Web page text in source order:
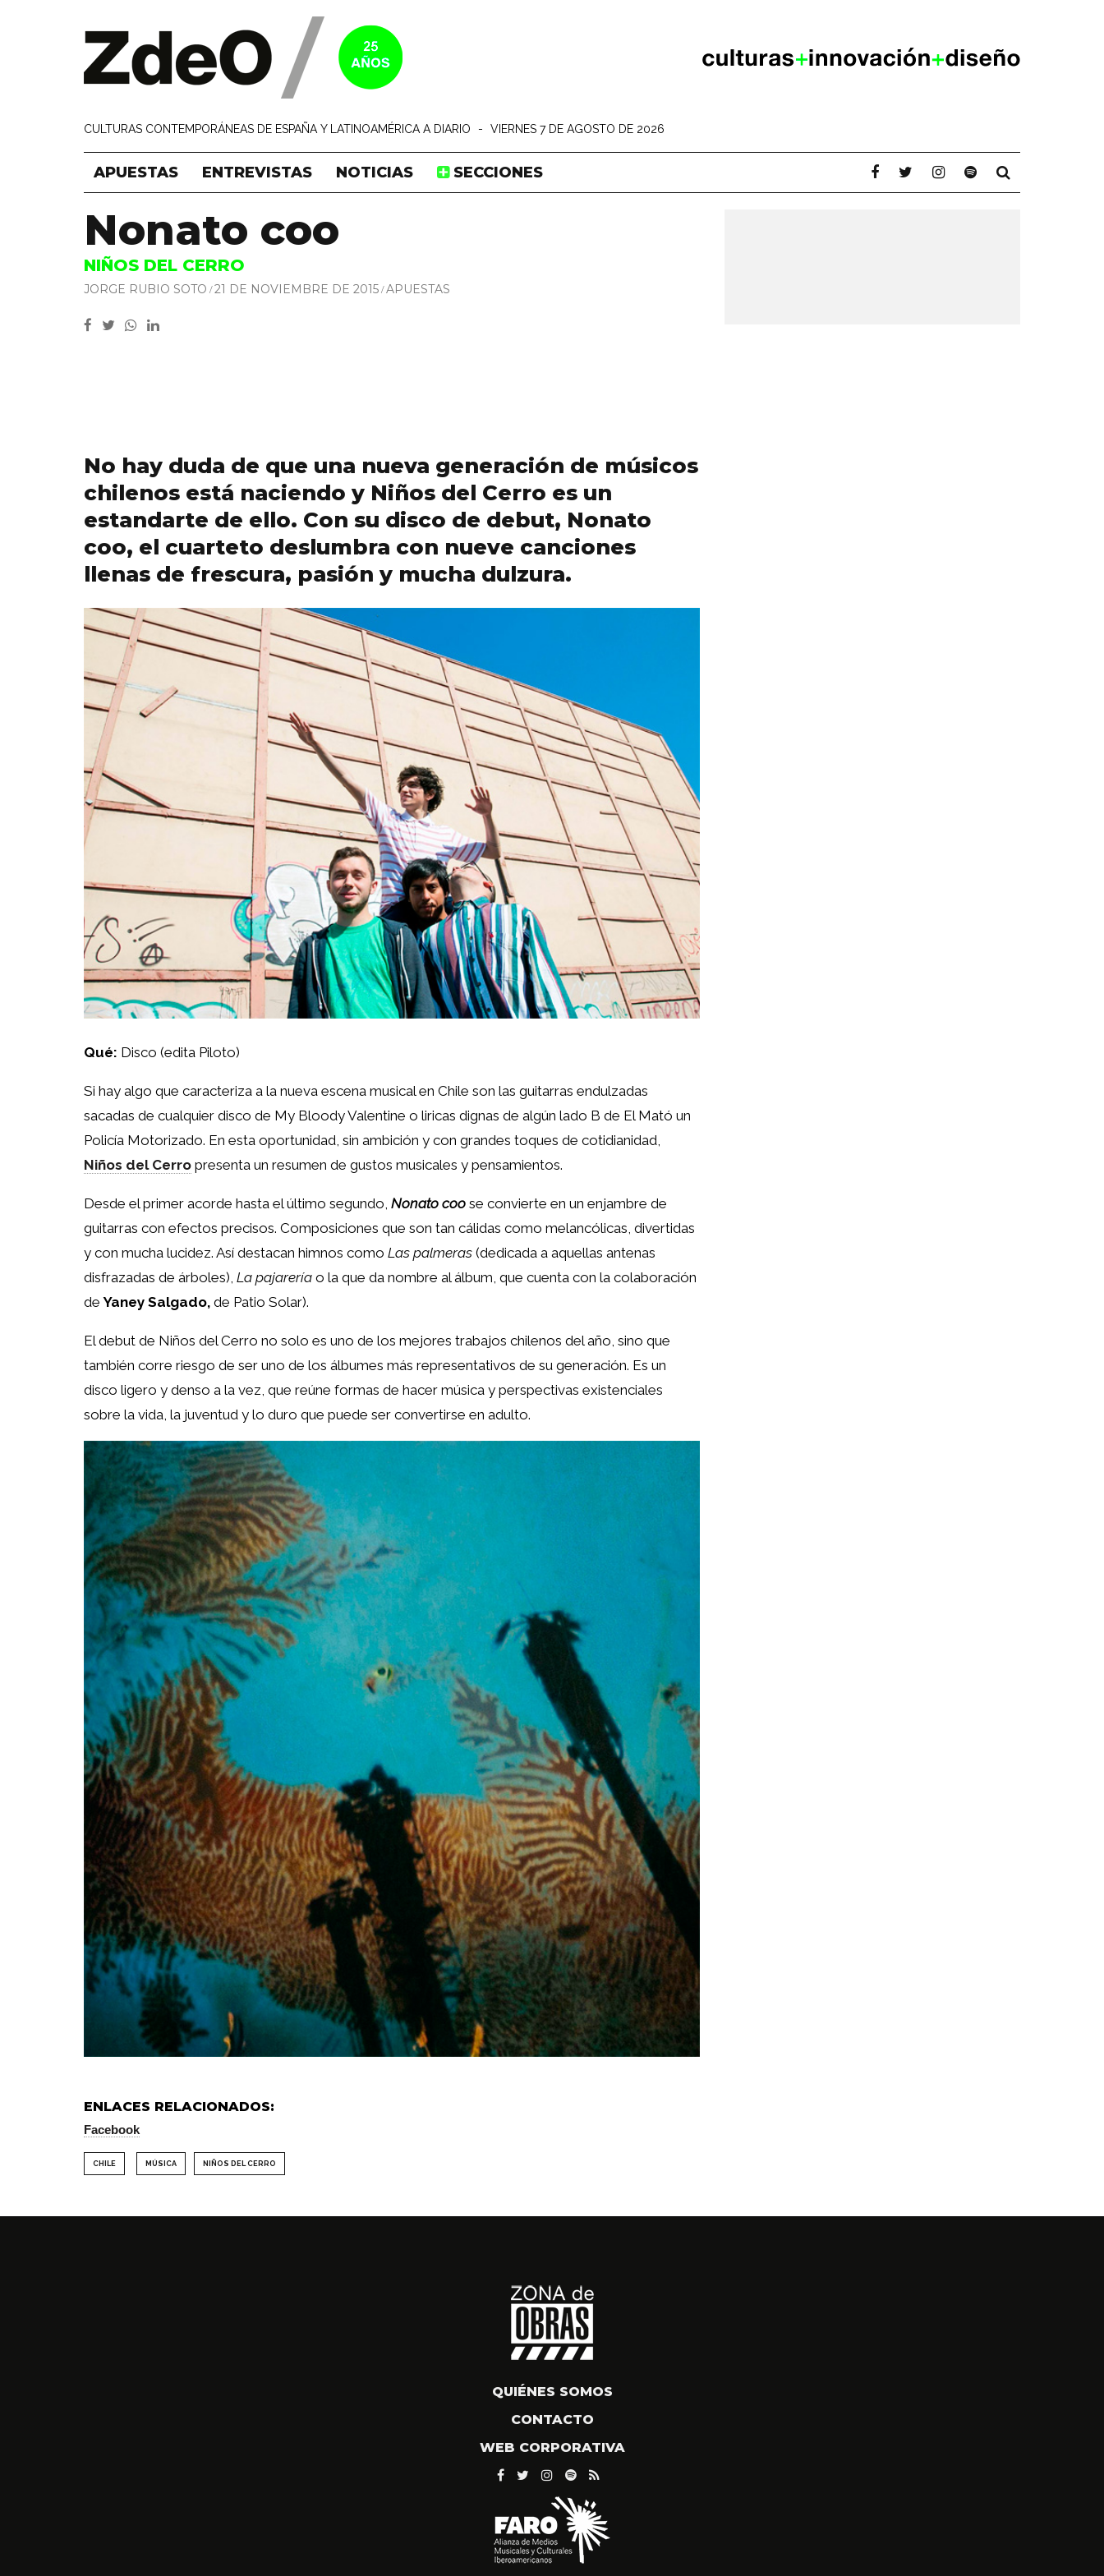
CULTURAS CONTEMPORÁNEAS DE ESPAÑA Y LATINOAMÉRICA A DIARIO - VIERNES 7 DE AGOSTO DE 2026
APUESTAS ENTREVISTAS NOTICIAS SECCIONES
Nonato coo
NIÑOS DEL CERRO
JORGE RUBIO SOTO 21 DE NOVIEMBRE DE 2015 APUESTAS
No hay duda de que una nueva generación de músicos
chilenos está naciendo y Niños del Cerro es un
estandarte de ello. Con su disco de debut, Nonato
coo, el cuarteto deslumbra con nueve canciones
llenas de frescura, pasión y mucha dulzura.
Qué: Disco (edita Piloto)
Si hay algo que caracteriza a la nueva escena musical en Chile son las guitarras endulzadas
sacadas de cualquier disco de My Bloody Valentine o liricas dignas de algún lado B de El Mató un
Policía Motorizado. En esta oportunidad, sin ambición y con grandes toques de cotidianidad,
Niños del Cerro presenta un resumen de gustos musicales y pensamientos.
Desde el primer acorde hasta el último segundo, Nonato coo se convierte en un enjambre de
guitarras con efectos precisos. Composiciones que son tan cálidas como melancólicas, divertidas
y con mucha lucidez. Así destacan himnos como Las palmeras (dedicada a aquellas antenas
disfrazadas de árboles), La pajarería o la que da nombre al álbum, que cuenta con la colaboración
deYaney Salgado, de Patio Solar).
El debut de Niños del Cerro no solo es uno de los mejores trabajos chilenos del año, sino que
también corre riesgo de ser uno de los álbumes más representativos de su generación. Es un
disco ligero y denso a la vez, que reúne formas de hacer música y perspectivas existenciales
sobre la vida, la juventud y lo duro que puede ser convertirse en adulto.
ENLACES RELACIONADOS:
Facebook
CHILE MÚSICA NIÑOS DEL CERRO
QUIÉNES SOMOS
CONTACTO
WEB CORPORATIVA